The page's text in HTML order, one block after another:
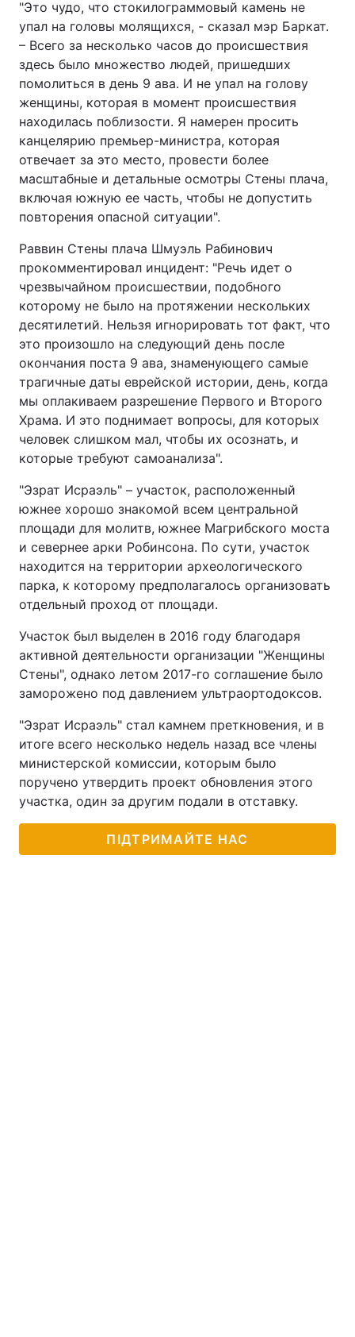
"Это чудо, что стокилограммовый камень не
упал на головы молящихся, - сказал мэр Баркат.
– Всего за несколько часов до происшествия
здесь было множество людей, пришедших
помолиться в день 9 ава. И не упал на голову
женщины, которая в момент происшествия
находилась поблизости. Я намерен просить
канцелярию премьер-министра, которая
отвечает за это место, провести более
масштабные и детальные осмотры Стены плача,
включая южную ее часть, чтобы не допустить
повторения опасной ситуации".
Раввин Стены плача Шмуэль Рабинович
прокомментировал инцидент: "Речь идет о
чрезвычайном происшествии, подобного
которому не было на протяжении нескольких
десятилетий. Нельзя игнорировать тот факт, что
это произошло на следующий день после
окончания поста 9 ава, знаменующего самые
трагичные даты еврейской истории, день, когда
мы оплакиваем разрешение Первого и Второго
Храма. И это поднимает вопросы, для которых
человек слишком мал, чтобы их осознать, и
которые требуют самоанализа".
"Эзрат Исраэль" – участок, расположенный
южнее хорошо знакомой всем центральной
площади для молитв, южнее Магрибского моста
и севернее арки Робинсона. По сути, участок
находится на территории археологического
парка, к которому предполагалось организовать
отдельный проход от площади.
Участок был выделен в 2016 году благодаря
активной деятельности организации "Женщины
Стены", однако летом 2017-го соглашение было
заморожено под давлением ультраортодоксов.
"Эзрат Исраэль" стал камнем преткновения, и в
итоге всего несколько недель назад все члены
министерской комиссии, которым было
поручено утвердить проект обновления этого
участка, один за другим подали в отставку.
ПІДТРИМАЙТЕ НАС